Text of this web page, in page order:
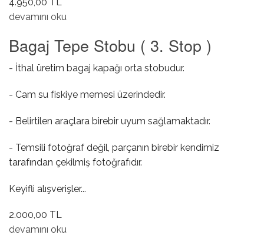
Sol Alt Torpido Eşya Gözü Komple hakkında
devamını oku
Bagaj Tepe Stobu ( 3. Stop )
- İthal üretim bagaj kapağı orta stobudur.
- Cam su fiskiye memesi üzerindedir.
- Belirtilen araçlara birebir uyum sağlamaktadır.
- Temsili fotoğraf değil, parçanın birebir kendimiz
tarafından çekilmiş fotoğrafıdır.
Keyifli alışverişler...
2.000,00 TL
Bagaj Tepe Stobu ( 3. Stop ) hakkında
devamını oku